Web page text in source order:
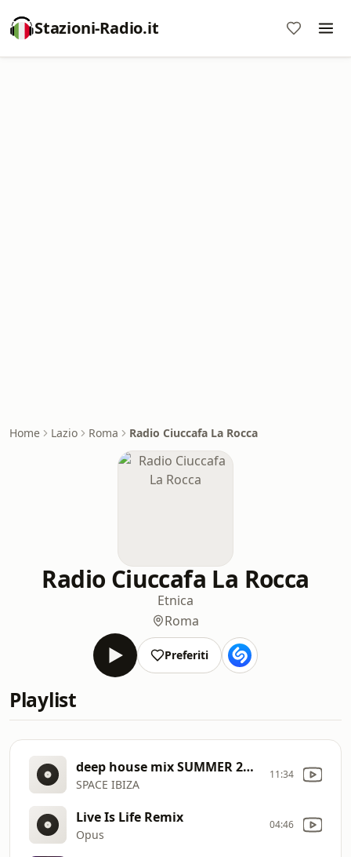
Stazioni-Radio.it
Home Lazio Roma Radio Ciuccafa La Rocca
Radio Ciuccafa La Rocca
Etnica
Roma
Preferiti
Playlist
deep house mix SUMMER 2018
SPACE IBIZA
11:34
Live Is Life Remix
Opus
04:46